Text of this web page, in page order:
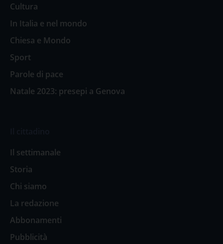
Cultura
In Italia e nel mondo
Chiesa e Mondo
Sport
Parole di pace
Natale 2023: presepi a Genova
Il settimanale
Storia
Chi siamo
La redazione
Abbonamenti
Pubblicità